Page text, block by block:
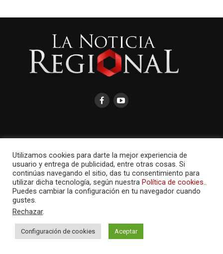
AMAYCOM.NET
Utilizamos cookies para darte la mejor experiencia de
usuario y entrega de publicidad, entre otras cosas. Si
continúas navegando el sitio, das tu consentimiento para
utilizar dicha tecnología, según nuestra Política de cookies..
Puedes cambiar la configuración en tu navegador cuando
gustes.
Rechazar.
Configuración de cookies Aceptar